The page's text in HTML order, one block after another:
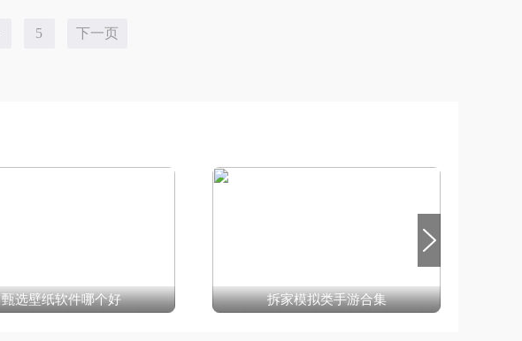
5 下一页
甄选壁纸软件哪个好 拆家模拟类手游合集